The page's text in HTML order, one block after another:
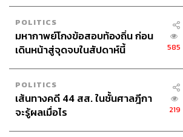
POLITICS
มหากาพย์โกงข้อสอบท้องถิ่น ก่อน
เดินหน้าสู่จุดจบในสัปดาห์นี้
585
POLITICS
เส้นทางคดี 44 สส. ในชั้นศาลฎีกา
จะรู้ผลเมื่อไร
219